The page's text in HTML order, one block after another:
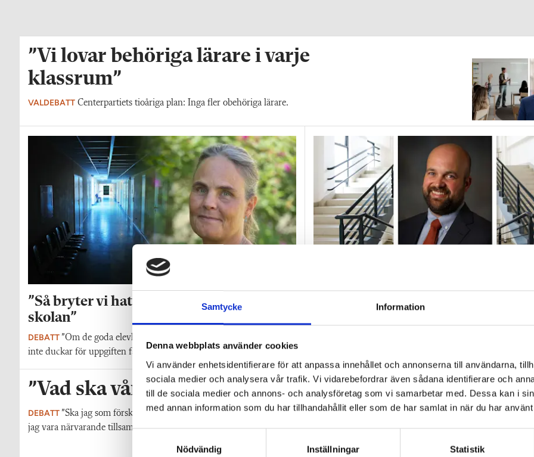
Samtycke Information
Denna webbplats använder cookies
Vi använder enhetsidentifierare för att anpassa innehållet och annonserna till användarna,
sociala medier och analysera vår trafik. Vi vidarebefordrar även sådana identifierare och
till de sociala medier och annons- och analysföretag som vi samarbetar med. Dessa kan i
med annan information som du har tillhandahållit eller som de har samlat in när du har
Nödvändig Inställningar Statistik
”Vi lovar behöriga lärare i varje
klassrum”
VALDEBATT Centerpartiets tioåriga plan: Inga fler obehöriga lärare.
”Så bryter vi hatpratets pyramid i
skolan”
DEBATT ”Om de goda elevkrafterna uppmärksammar att vuxna
inte duckar för uppgiften får de kraft att säga ifrån”.
”Hur skolan fungerar blir tydligt i
”Vad ska vår tid räcka till på förskolan?”
DEBATT ”Ska jag som förskollärare duka, damma, snygga upp i hallen, svara i telefon eller ska
jag vara närvarande tillsammans med barnen?”